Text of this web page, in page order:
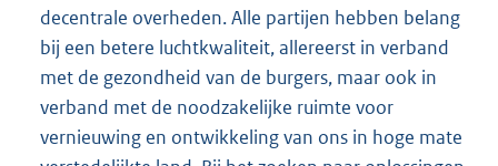
decentrale overheden. Alle partijen hebben belang
bij een betere luchtkwaliteit, allereerst in verband
met de gezondheid van de burgers, maar ook in
verband met de noodzakelijke ruimte voor
vernieuwing en ontwikkeling van ons in hoge mate